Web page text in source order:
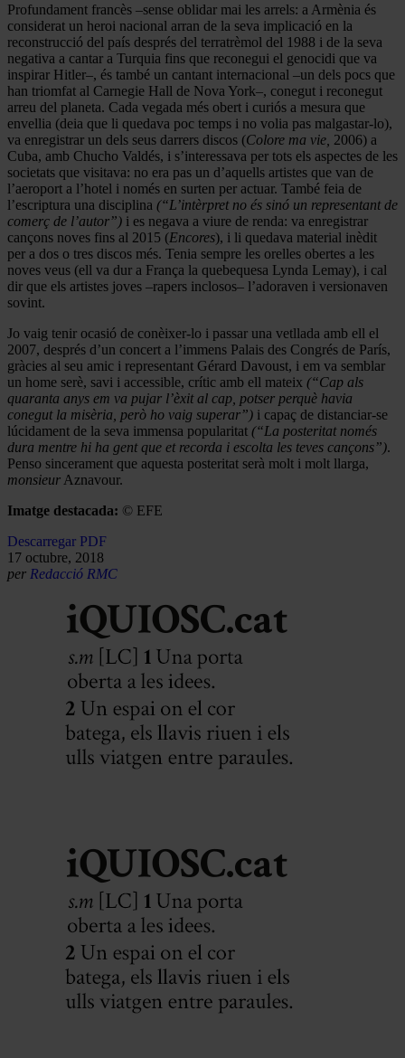
Profundament francès –sense oblidar mai les arrels: a Armènia és
considerat un heroi nacional arran de la seva implicació en la
reconstrucció del país després del terratrèmol del 1988 i de la seva
negativa a cantar a Turquia fins que reconegui el genocidi que va
inspirar Hitler–, és també un cantant internacional –un dels pocs que
han triomfat al Carnegie Hall de Nova York–, conegut i reconegut
arreu del planeta. Cada vegada més obert i curiós a mesura que
envellia (deia que li quedava poc temps i no volia pas malgastar-lo),
va enregistrar un dels seus darrers discos (Colore ma vie, 2006) a
Cuba, amb Chucho Valdés, i s’interessava per tots els aspectes de les
societats que visitava: no era pas un d’aquells artistes que van de
l’aeroport a l’hotel i només en surten per actuar. També feia de
l’escriptura una disciplina (“L’intèrpret no és sinó un representant de
comerç de l’autor”) i es negava a viure de renda: va enregistrar
cançons noves fins al 2015 (Encores), i li quedava material inèdit
per a dos o tres discos més. Tenia sempre les orelles obertes a les
noves veus (ell va dur a França la quebequesa Lynda Lemay), i cal
dir que els artistes joves –rapers inclosos– l’adoraven i versionaven
sovint.
Jo vaig tenir ocasió de conèixer-lo i passar una vetllada amb ell el
2007, després d’un concert a l’immens Palais des Congrés de París,
gràcies al seu amic i representant Gérard Davoust, i em va semblar
un home serè, savi i accessible, crític amb ell mateix (“Cap als
quaranta anys em va pujar l’èxit al cap, potser perquè havia
conegut la misèria, però ho vaig superar”) i capaç de distanciar-se
lúcidament de la seva immensa popularitat (“La posteritat només
dura mentre hi ha gent que et recorda i escolta les teves cançons”).
Penso sincerament que aquesta posteritat serà molt i molt llarga,
monsieur Aznavour.
Imatge destacada: © EFE
Descarregar PDF
17 octubre, 2018
per Redacció RMC